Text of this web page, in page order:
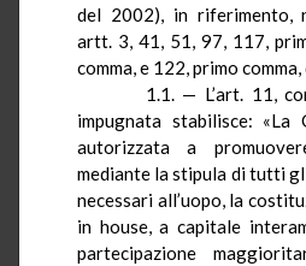
del 2002), in riferimento,
artt. 3, 41, 51, 97, 117,
comma, e 122, primo
1.1. — L’art. 11,
impugnata stabilisce: «La
autorizzata a
mediante la stipula di tutti
necessari all’uopo, la
in house, a capitale
partecipazione